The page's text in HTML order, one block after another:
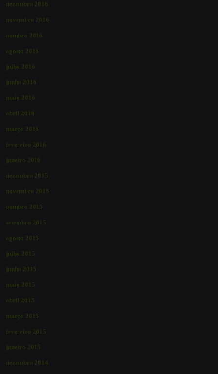
dezembro 2016
novembro 2016
outubro 2016
agosto 2016
julho 2016
junho 2016
maio 2016
abril 2016
março 2016
fevereiro 2016
janeiro 2016
dezembro 2015
novembro 2015
outubro 2015
setembro 2015
agosto 2015
julho 2015
junho 2015
maio 2015
abril 2015
março 2015
fevereiro 2015
janeiro 2015
dezembro 2014